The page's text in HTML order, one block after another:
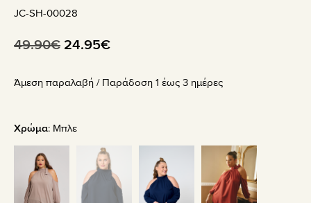
JC-SH-00028
49.90€ Original
was:
24.95€Η
τιμή
Άμεση παραλαβή / Παράδoση 1 έως 3 ημέρες
Χρώμα: Μπλε